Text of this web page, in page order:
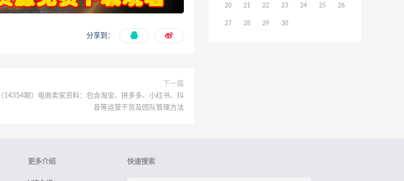
分享到：
下一篇
（14354期）电商卖家资料：包含淘宝、拼多多、小红书、抖
音等运营干货及团队管理方法
20 21 22 23 24 25 26
27 28 29 30
更多介绍 快速搜索